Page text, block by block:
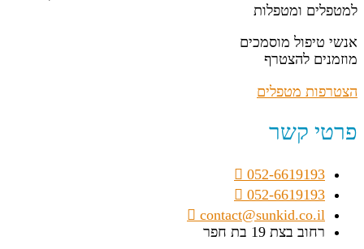
למטפלים ומטפלות
אנשי טיפול מוסמכים
מוזמנים להצטרף
הצטרפות מטפלים
פרטי קשר
052-6619193
052-6619193
contact@sunkid.co.il
רחוב בצת 19 בת חפר